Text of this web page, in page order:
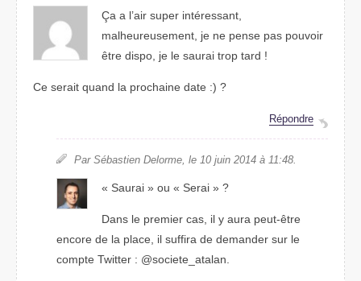
Ça a l’air super intéressant,
malheureusement, je ne pense pas pouvoir
être dispo, je le saurai trop tard !
Ce serait quand la prochaine date :) ?
Répondre
Par Sébastien Delorme, le 10 juin 2014 à 11:48.
« Saurai » ou « Serai » ?
Dans le premier cas, il y aura peut-être
encore de la place, il suffira de demander sur le
compte Twitter : @societe_atalan.